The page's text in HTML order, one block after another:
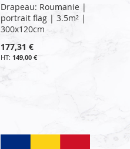
Drapeau: Roumanie |
portrait flag | 3.5m² |
300x120cm
177,31 €
149,00 €